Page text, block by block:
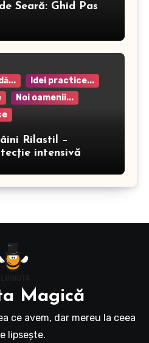
Seară: Ghid Pas
Idei practice...
Noi oamenii...
Rilastil –
intensivă
Magică
ce avem, dar mereu la ceea
lipseşte.